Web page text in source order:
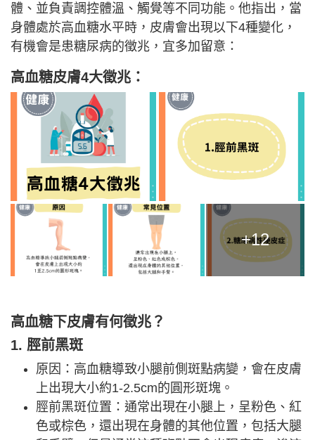
體、並負責調控體溫、觸覺等不同功能。他指出，當
身體處於高血糖水平時，皮膚會出現以下4種變化，
有機會是患糖尿病的徵兆，宜多加留意：
高血糖皮膚4大徵兆：
+12
高血糖下皮膚有何徵兆？
1. 脛前黑斑
原因：高血糖導致小腿前側斑點病變，會在皮膚
上出現大小約1-2.5cm的圓形斑塊。
脛前黑斑位置：通常出現在小腿上，呈粉色、紅
色或棕色，還出現在身體的其他位置，包括大腿